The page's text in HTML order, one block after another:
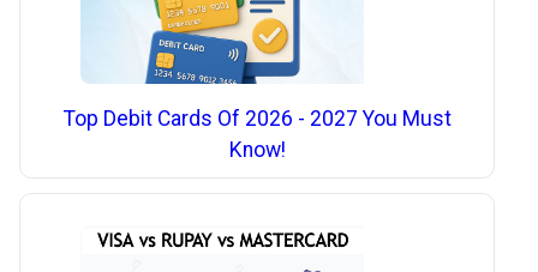
Top Debit Cards Of 2026 - 2027 You Must
Know!